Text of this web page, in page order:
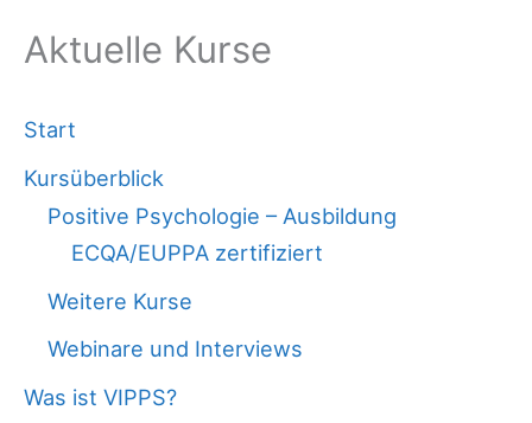
Aktuelle Kurse
Start
Kursüberblick
Positive Psychologie – Ausbildung
ECQA/EUPPA zertifiziert
Weitere Kurse
Webinare und Interviews
Was ist VIPPS?